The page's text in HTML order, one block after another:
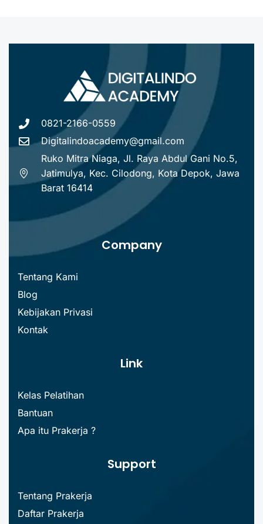
0821-2166-0559
Digitalindoacademy@gmail.com
Ruko Mitra Niaga, Jl. Raya Abdul Gani No.5,
Jatimulya, Kec. Cilodong, Kota Depok, Jawa
Barat 16414
Company
Tentang Kami
Blog
Kebijakan Privasi
Kontak
Link
Kelas Pelatihan
Bantuan
Apa itu Prakerja ?
Support
Tentang Prakerja
Daftar Prakerja